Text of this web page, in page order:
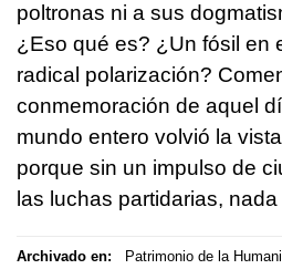
poltronas ni a sus
¿Eso qué es? ¿Un fósil en
radical polarización?
conmemoración de aquel
mundo entero volvió la
porque sin un impulso de
las luchas partidarias,
Archivado en: Patrimonio de la